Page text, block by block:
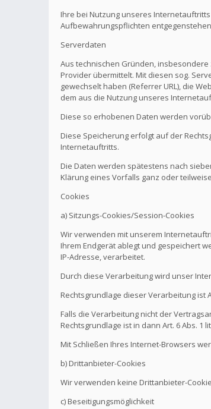
Ihre bei Nutzung unseres
Aufbewahrungspflichten
Serverdaten
Aus technischen Gründen,
Provider übermittelt. Mit diesen sog.
gewechselt haben (Referrer URL), die
dem aus die Nutzung unseres
Diese so erhobenen Daten werden
Diese Speicherung erfolgt auf der
Internetauftritts.
Die Daten werden spätestens nach
Klärung eines Vorfalls ganz oder
Cookies
a) Sitzungs-Cookies/Session-Cookies
Wir verwenden mit unserem
Ihrem Endgerät ablegt und gespeichert
IP-Adresse, verarbeitet.
Durch diese Verarbeitung wird unser
Rechtsgrundlage dieser Verarbeitung ist
Falls die Verarbeitung nicht der
Rechtsgrundlage ist in dann Art. 6 Abs. 1
Mit Schließen Ihres Internet-Browsers
b) Drittanbieter-Cookies
Wir verwenden keine Drittanbieter-
c) Beseitigungsmöglichkeit